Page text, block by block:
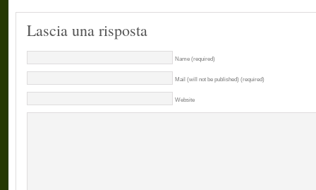
Lascia una risposta
Name (required)
Mail (will not be published) (required)
Website